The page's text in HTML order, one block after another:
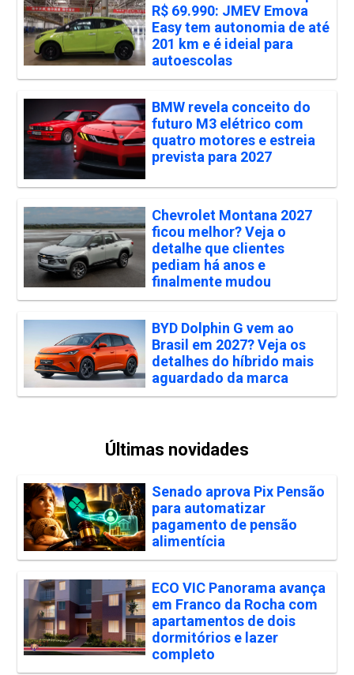
R$ 69.990: JMEV Emova
Easy tem autonomia de até
201 km e é ideial para
autoescolas
BMW revela conceito do
futuro M3 elétrico com
quatro motores e estreia
prevista para 2027
Chevrolet Montana 2027
ficou melhor? Veja o
detalhe que clientes
pediam há anos e
finalmente mudou
BYD Dolphin G vem ao
Brasil em 2027? Veja os
detalhes do híbrido mais
aguardado da marca
Últimas novidades
Senado aprova Pix Pensão
para automatizar
pagamento de pensão
alimentícia
ECO VIC Panorama avança
em Franco da Rocha com
apartamentos de dois
dormitórios e lazer
completo